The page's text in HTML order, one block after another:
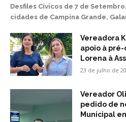
Desfiles Cívicos de 7 de
cidades de Campina Grande,
Vereadora
apoio à
Lorena à
23 de julho de
Vereador
pedido de
Municipal